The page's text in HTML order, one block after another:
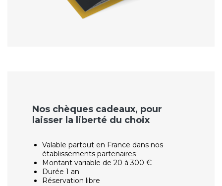
Nos chèques cadeaux, pour
laisser la liberté du choix
Valable partout en France dans nos
établissements partenaires
Montant variable de 20 à 300 €
Durée 1 an
Réservation libre